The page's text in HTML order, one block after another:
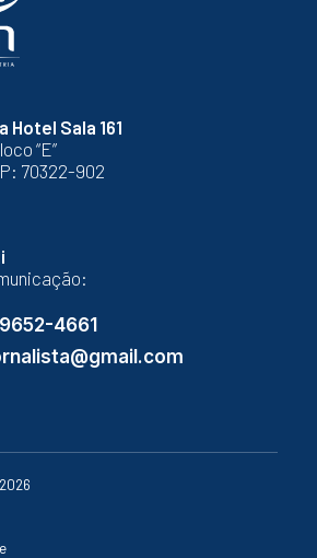
Hotel Sala 161
“E”
70322-902
4661